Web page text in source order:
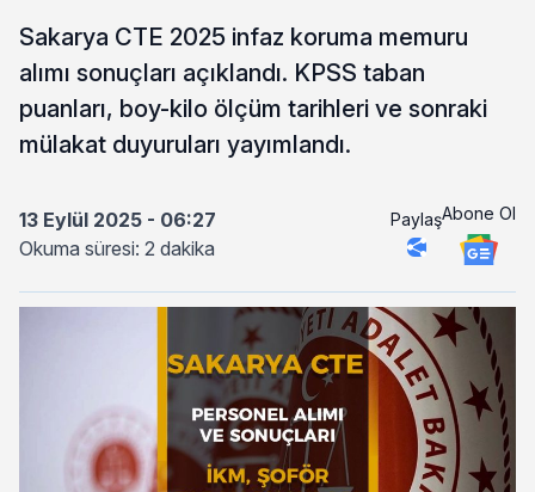
Sakarya CTE 2025 infaz koruma memuru
alımı sonuçları açıklandı. KPSS taban
puanları, boy-kilo ölçüm tarihleri ve sonraki
mülakat duyuruları yayımlandı.
13 Eylül 2025 - 06:27
Okuma süresi: 2 dakika
PaylaşAbone Ol